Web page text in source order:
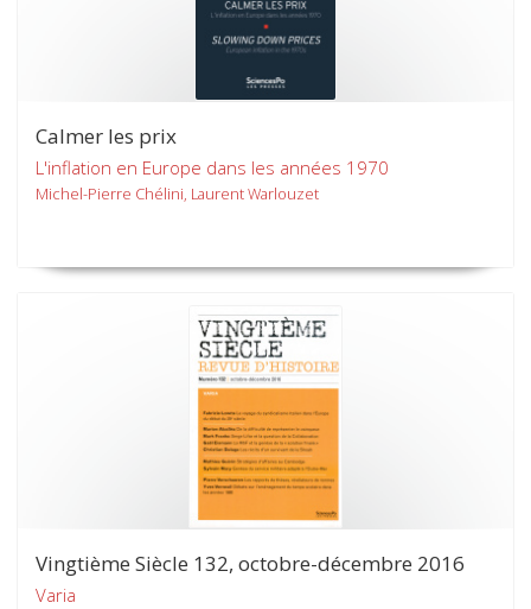
Calmer les prix
L'inflation en Europe dans les années 1970
Michel-Pierre Chélini, Laurent Warlouzet
Vingtième Siècle 132, octobre-décembre 2016
Varia